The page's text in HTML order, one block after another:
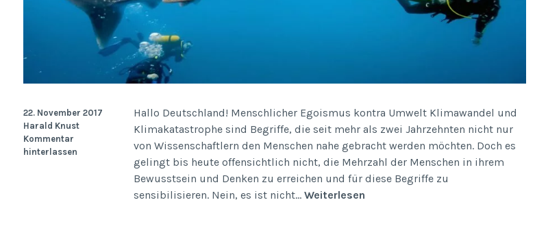
Hallo Deutschland! Menschlicher Egoismus kontra Umwelt Klimawandel und
Klimakatastrophe sind Begriffe, die seit mehr als zwei Jahrzehnten nicht nur
von Wissenschaftlern den Menschen nahe gebracht werden möchten. Doch es
gelingt bis heute offensichtlich nicht, die Mehrzahl der Menschen in ihrem
Bewusstsein und Denken zu erreichen und für diese Begriffe zu
sensibilisieren. Nein, es ist nicht…Weiterlesen
22. November 2017
Harald Knust
Kommentar
hinterlassen